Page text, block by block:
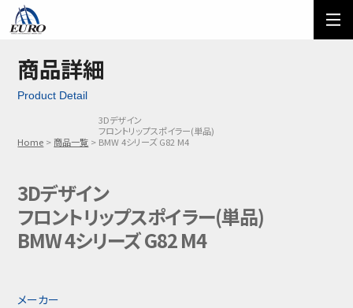
ご利用方法
メール問い合わせ
03-5674-7742
商品詳細
Product Detail
Home 商品一覧
3Dデザイン
フロントリップスポイラー(単品)
BMW 4シリーズ G82 M4
3Dデザイン
フロントリップスポイラー(単品)
BMW 4シリーズ G82 M4
メーカー